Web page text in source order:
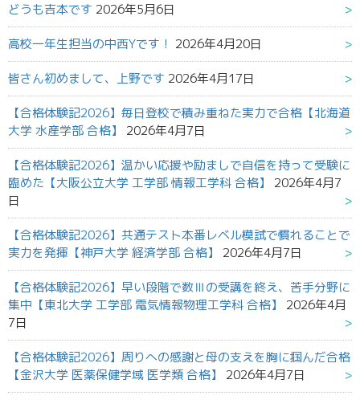
どうも吉本です 2026年5月6日
高校一年生担当の中西Yです！ 2026年4月20日
皆さん初めまして、上野です 2026年4月17日
【合格体験記2026】毎日登校で積み重ねた実力で合格【北海道
大学 水産学部 合格】
2026年4月7日
【合格体験記2026】温かい応援や励ましで自信を持って受験に
臨めた【大阪公立大学 工学部 情報工学科 合格】
2026年4月7
日
【合格体験記2026】共通テスト本番レベル模試で慣れることで
実力を発揮【神戸大学 経済学部 合格】
2026年4月7日
【合格体験記2026】早い段階で数Ⅲの受講を終え、苦手分野に
集中【東北大学 工学部 電気情報物理工学科 合格】
2026年4月
7日
【合格体験記2026】周りへの感謝と母の支えを胸に掴んだ合格
【金沢大学 医薬保健学域 医学類 合格】
2026年4月7日